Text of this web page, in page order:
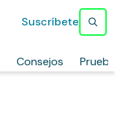
Consejos
Suscríbete